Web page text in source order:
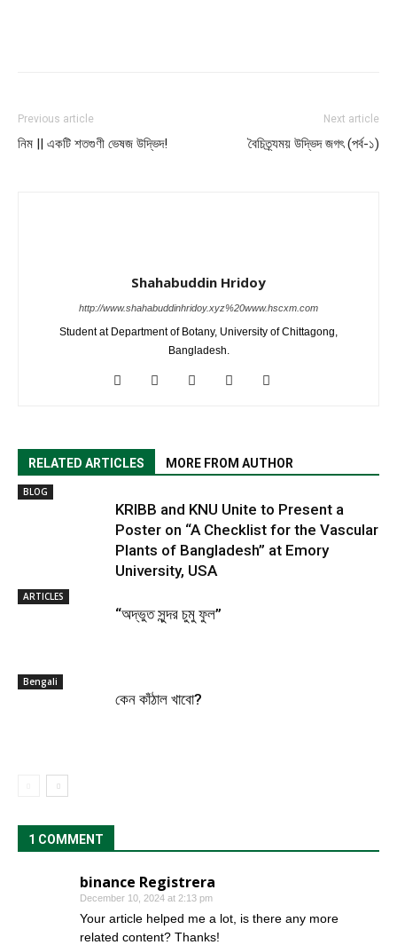
Previous article
নিম || একটি শতগুণী ভেষজ উদ্ভিদ!
Next article
বৈচিত্র্যময় উদ্ভিদ জগৎ (পর্ব-১)
Shahabuddin Hridoy
http://www.shahabuddinhridoy.xyz%20www.hscxm.com
Student at Department of Botany, University of Chittagong,
Bangladesh.
RELATED ARTICLES MORE FROM AUTHOR
BLOG
KRIBB and KNU Unite to Present a
Poster on “A Checklist for the Vascular
Plants of Bangladesh” at Emory
University, USA
ARTICLES
“অদ্ভুত সুন্দর চুমু ফুল”
Bengali
কেন কাঁঠাল খাবো?
1 COMMENT
binance Registrera
December 10, 2024 at 2:13 pm
Your article helped me a lot, is there any more
related content? Thanks!